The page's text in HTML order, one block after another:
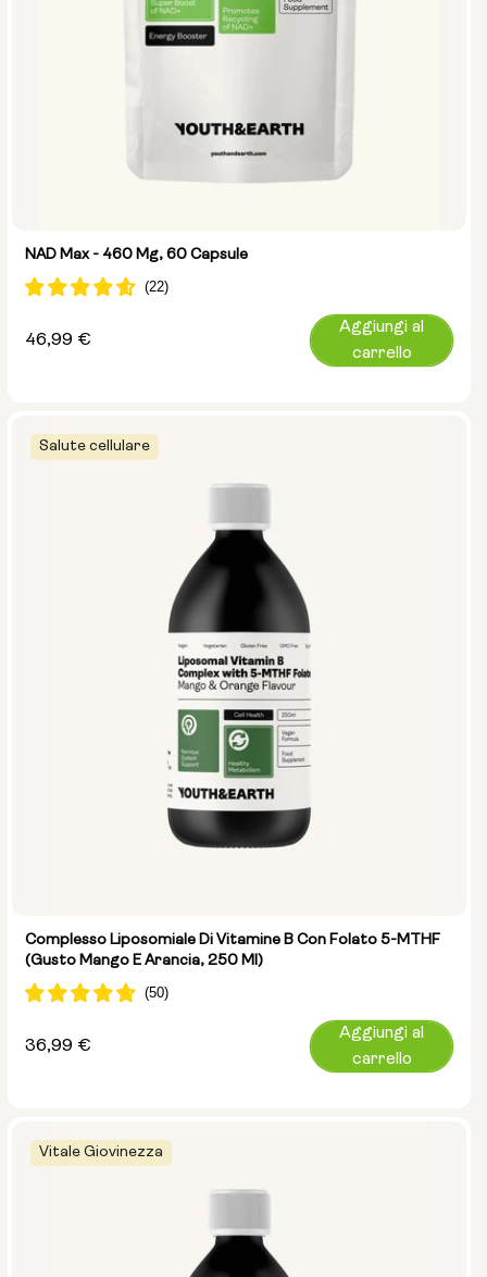
NAD Max - 460 Mg, 60 Capsule
Prezzo
46,99 €
Aggiungi al
carrello
Salute cellulare
Complesso Liposomiale Di Vitamine B Con Folato 5-MTHF
(gusto Mango E Arancia, 250 Ml)
Prezzo
36,99 €
Aggiungi al
carrello
Vitale Giovinezza